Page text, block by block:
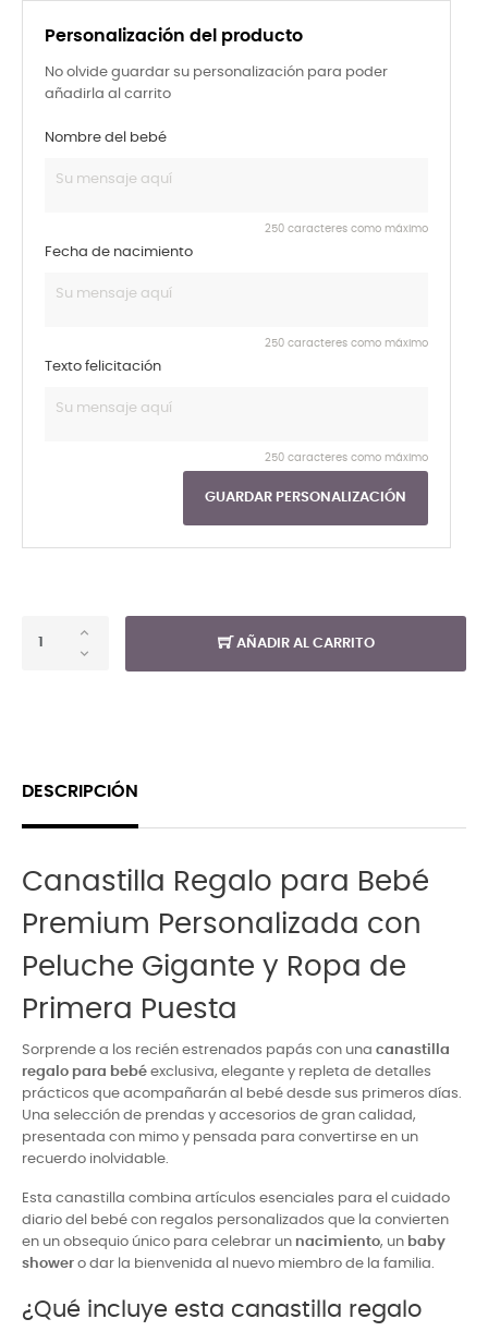
Personalización del producto
No olvide guardar su personalización para poder
añadirla al carrito
Nombre del bebé
250 caracteres como máximo
Fecha de nacimiento
250 caracteres como máximo
Texto felicitación
250 caracteres como máximo
GUARDAR PERSONALIZACIÓN
AÑADIR AL CARRITO
DESCRIPCIÓN
Canastilla Regalo para Bebé
Premium Personalizada con
Peluche Gigante y Ropa de
Primera Puesta
Sorprende a los recién estrenados papás con una canastilla
regalo para bebé exclusiva, elegante y repleta de detalles
prácticos que acompañarán al bebé desde sus primeros días.
Una selección de prendas y accesorios de gran calidad,
presentada con mimo y pensada para convertirse en un
recuerdo inolvidable.
Esta canastilla combina artículos esenciales para el cuidado
diario del bebé con regalos personalizados que la convierten
en un obsequio único para celebrar un nacimiento, un baby
shower o dar la bienvenida al nuevo miembro de la familia.
¿Qué incluye esta canastilla regalo